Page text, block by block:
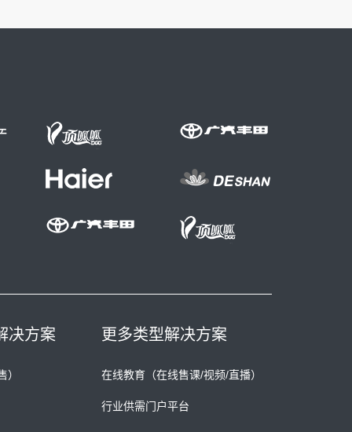
决方案
）
更多类型解决方案
在线教育（在线售课/视频/直播）
行业供需门户平台